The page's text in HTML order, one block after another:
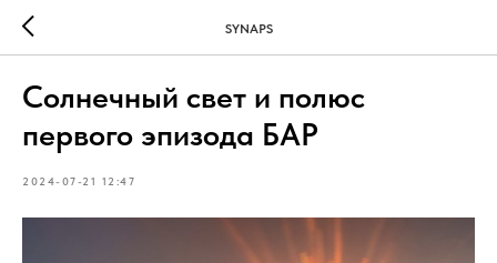
SYNAPS
Солнечный свет и полюс
первого эпизода БАР
2024-07-21 12:47